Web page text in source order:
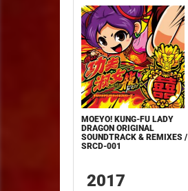
MOEYO! KUNG-FU LADY
DRAGON ORIGINAL
SOUNDTRACK & REMIXES /
SRCD-001
2017